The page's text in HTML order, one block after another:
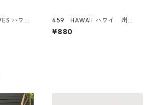
ハワイ
Market
ステッカ
459 HAWAII ハワイ 州
旗 "California Market Cent
er" アメリカンステッカー
¥880